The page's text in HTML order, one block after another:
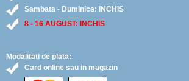
Sambata - Duminica: INCHIS
8 - 16 AUGUST: INCHIS
Modalitati de plata:
Card online sau in magazin